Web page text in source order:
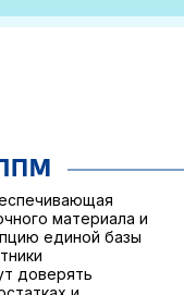
материала и
единой базы
доверять